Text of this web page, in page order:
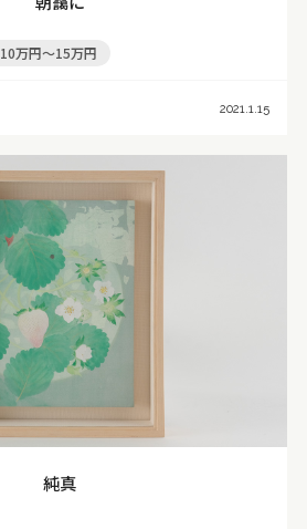
10万円～15万円
2021.1.15
純真